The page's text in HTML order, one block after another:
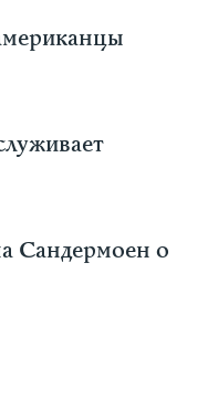
Сандермоен о